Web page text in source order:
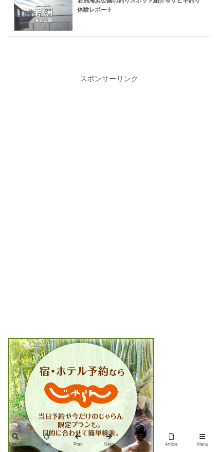
体験レポート
スポンサーリンク
Search New Prev Next Toc Article Menu